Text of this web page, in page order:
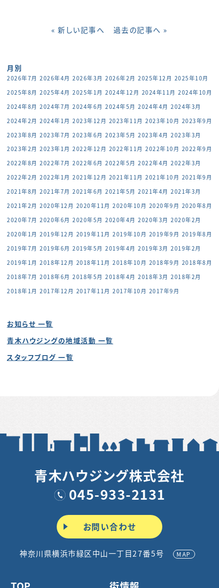
« 新しい記事へ 過去の記事へ »
月別
2026年7月 2026年4月 2026年3月 2026年2月 2025年12月 2025年10月
2025年8月 2025年4月 2025年1月 2024年12月 2024年11月 2024年10月
2024年8月 2024年7月 2024年6月 2024年5月 2024年4月 2024年3月
2024年2月 2024年1月 2023年12月 2023年11月 2023年10月 2023年9月
2023年8月 2023年7月 2023年6月 2023年5月 2023年4月 2023年3月
2023年2月 2023年1月 2022年12月 2022年11月 2022年10月 2022年9月
2022年8月 2022年7月 2022年6月 2022年5月 2022年4月 2022年3月
2022年2月 2022年1月 2021年12月 2021年11月 2021年10月 2021年9月
2021年8月 2021年7月 2021年6月 2021年5月 2021年4月 2021年3月
2021年2月 2020年12月 2020年11月 2020年10月 2020年9月 2020年8月
2020年7月 2020年6月 2020年5月 2020年4月 2020年3月 2020年2月
2020年1月 2019年12月 2019年11月 2019年10月 2019年9月 2019年8月
2019年7月 2019年6月 2019年5月 2019年4月 2019年3月 2019年2月
2019年1月 2018年12月 2018年11月 2018年10月 2018年9月 2018年8月
2018年7月 2018年6月 2018年5月 2018年4月 2018年3月 2018年2月
2018年1月 2017年12月 2017年11月 2017年10月 2017年9月
お知らせ 一覧
青木ハウジングの地域活動 一覧
スタッフブログ 一覧
青木ハウジング株式会社
045-933-2131
お問い合わせ
神奈川県横浜市緑区中山一丁目27番5号 MAP